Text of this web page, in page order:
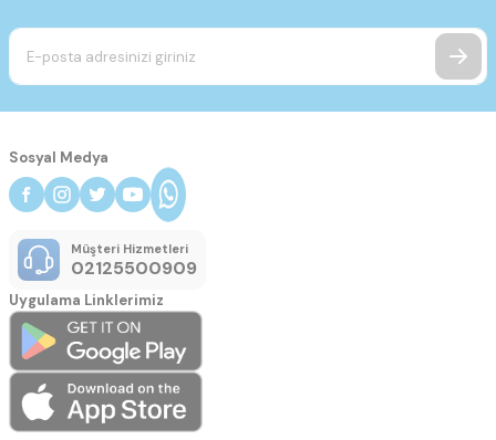
Sosyal Medya
Müşteri Hizmetleri
02125500909
Uygulama Linklerimiz